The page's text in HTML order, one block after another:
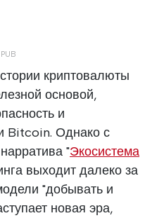
криптовалюты
основой,
и
Bitcoin. Однако с
"Экосистема
выходит далеко за
"добывать и
новая эра,